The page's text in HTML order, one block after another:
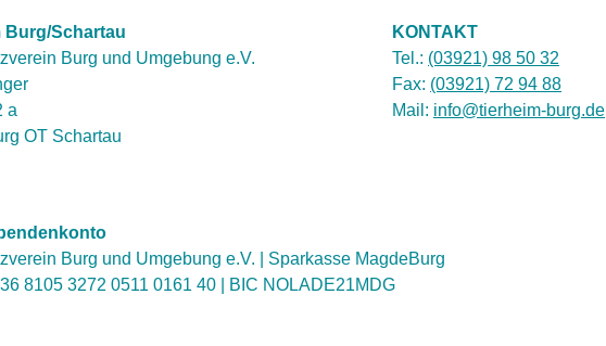
Burg/Schartau
Burg und Umgebung e.V.
a
OT Schartau
KONTAKT
Tel.: (03921) 98 50 32
Fax: (03921) 72 94 88
Mail: info@tierheim-burg.de
Burg und Umgebung e.V. | Sparkasse MagdeBurg
8105 3272 0511 0161 40 | BIC NOLADE21MDG